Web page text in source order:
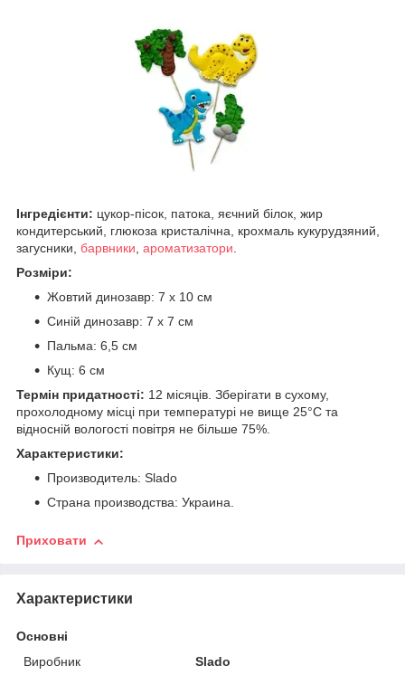
Інгредієнти: цукор-пісок, патока, яєчний білок, жир
кондитерський, глюкоза кристалічна, крохмаль кукурудзяний,
загусники, барвники, ароматизатори.
Розміри:
Жовтий динозавр: 7 х 10 см
Синій динозавр: 7 х 7 см
Пальма: 6,5 см
Кущ: 6 см
Термін придатності: 12 місяців. Зберігати в сухому,
прохолодному місці при температурі не вище 25°C та
відносній вологості повітря не більше 75%.
Характеристики:
Производитель: Slado
Страна производства: Украина.
Приховати
Характеристики
Основні
Виробник
Slado